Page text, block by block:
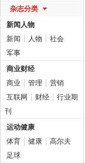
杂志分类
新闻人物
新闻 ┆ 人物 ┆ 社会
军事
商业财经
商业 ┆ 管理 ┆ 营销
互联网 ┆ 财经 ┆ 行业期
刊
运动健康
体育 ┆ 健康 ┆ 高尔夫
足球